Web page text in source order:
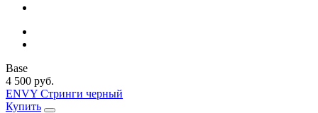
Base
4 500 руб.
ENVY Стринги черный
Купить